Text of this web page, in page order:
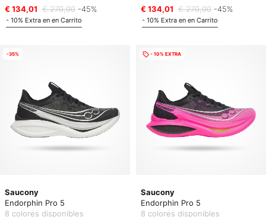
€ 134,01 € 270,00 -45%
- 10% Extra en en Carrito
€ 134,01 € 270,00 -45%
- 10% Extra en en Carrito
Saucony
Endorphin Pro 5
8 colores disponibles
-35%
Saucony
Endorphin Pro 5
8 colores disponibles
- 10% EXTRA